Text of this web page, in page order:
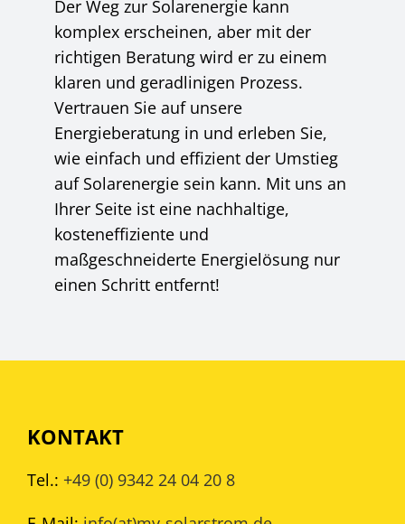
Der Weg zur Solarenergie kann
komplex erscheinen, aber mit der
richtigen Beratung wird er zu einem
klaren und geradlinigen Prozess.
Vertrauen Sie auf unsere
Energieberatung in und erleben Sie,
wie einfach und effizient der Umstieg
auf Solarenergie sein kann. Mit uns an
Ihrer Seite ist eine nachhaltige,
kosteneffiziente und
maßgeschneiderte Energielösung nur
einen Schritt entfernt!
KONTAKT
Tel.: +49 (0) 9342 24 04 20 8